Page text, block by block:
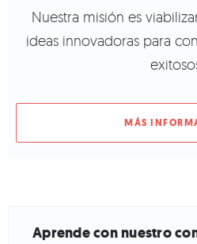
Nuestra misión es
ideas innovadoras para
MÁS
Aprende con nuestro